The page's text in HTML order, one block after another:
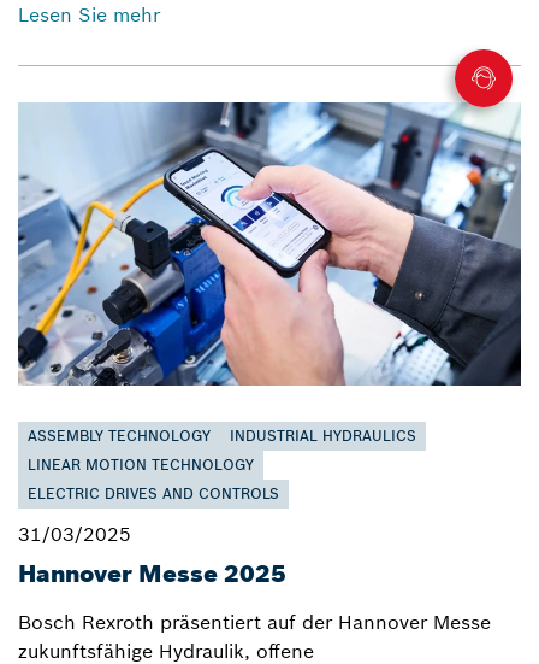
Lesen Sie mehr
ASSEMBLY TECHNOLOGY
INDUSTRIAL HYDRAULICS
LINEAR MOTION TECHNOLOGY
ELECTRIC DRIVES AND CONTROLS
31/03/2025
Hannover Messe 2025
Bosch Rexroth präsentiert auf der Hannover Messe
zukunftsfähige Hydraulik, offene